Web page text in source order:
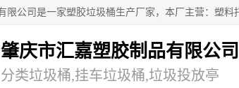
肇庆市汇嘉塑胶制品有限公司
分类垃圾桶,挂车垃圾桶,垃圾投放亭